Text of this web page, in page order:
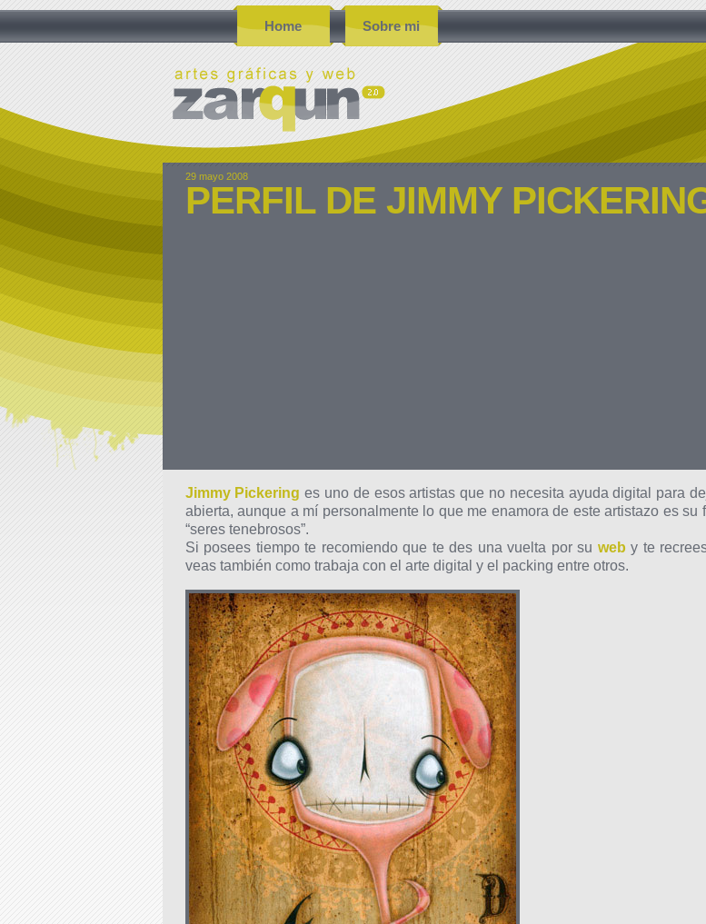
Home Sobre mi
29 mayo 2008
PERFIL DE JIMMY
Jimmy Pickering es uno de esos artistas que no necesita ayuda digital para
abierta, aunque a mí personalmente lo que me enamora de este artistazo es su
“seres tenebrosos”.
Si posees tiempo te recomiendo que te des una vuelta por su weby te
veas también como trabaja con el arte digital y el packing entre otros.